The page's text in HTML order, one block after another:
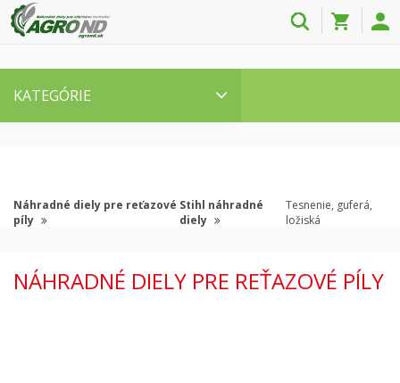
KATEGÓRIE
Náhradné diely pre reťazové
píly
Stihl náhradné
diely
Tesnenie, guferá,
ložiská
NÁHRADNÉ DIELY PRE REŤAZOVÉ PÍLY